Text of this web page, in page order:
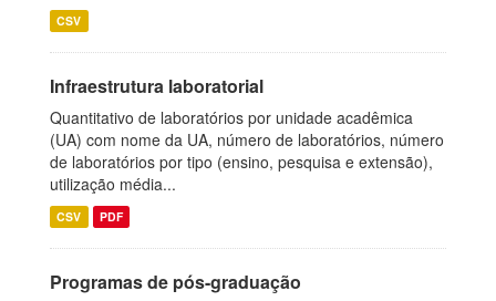
CSV
Infraestrutura laboratorial
Quantitativo de laboratórios por unidade acadêmica
(UA) com nome da UA, número de laboratórios, número
de laboratórios por tipo (ensino, pesquisa e extensão),
utilização média...
CSV PDF
Programas de pós-graduação